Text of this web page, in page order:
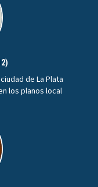
de La Plata
los planos local